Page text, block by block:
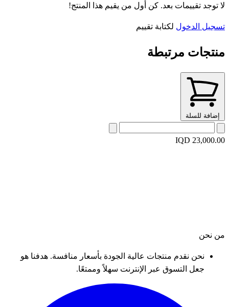
لا توجد تقييمات بعد. كن أول من يقيم هذا المنتج!
تسجيل الدخول لكتابة تقييم
منتجات مرتبطة
إضافة للسلة
IQD 23,000.00
من نحن
نحن نقدم منتجات عالية الجودة بأسعار منافسة. هدفنا هو
جعل التسوق عبر الإنترنت سهلاً وممتعًا.